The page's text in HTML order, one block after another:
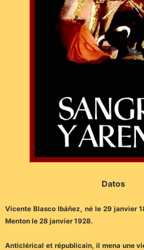
Datos
Vicente Blasco Ibáñez, né le 29 janvier
Menton le 28 janvier 1928.
Anticlérical et républicain, il mena une